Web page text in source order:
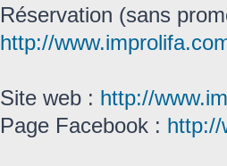
Réservation (sans
http://
Site web : http://
Page Facebook : http://